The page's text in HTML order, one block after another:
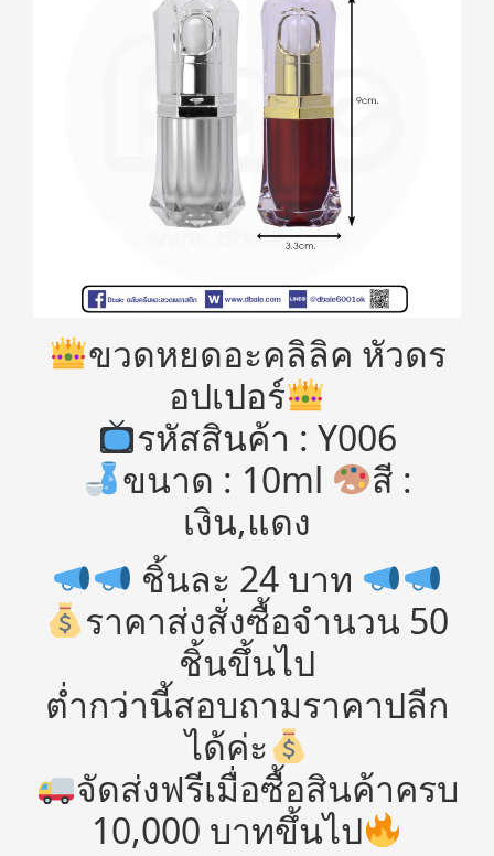
ขวดหยดอะคลิลิค หัวดร
อปเปอร์
รหัสสินค้า : Y006
ขนาด : 10ml
สี :
เงิน,แดง
ชิ้นละ 24 บาท
ราคาส่งสั่งซื้อจำนวน 50
ชิ้นขึ้นไป
ต่ำกว่านี้สอบถามราคาปลีก
ได้ค่ะ
จัดส่งฟรีเมื่อซื้อสินค้าครบ
10,000 บาทขึ้นไป